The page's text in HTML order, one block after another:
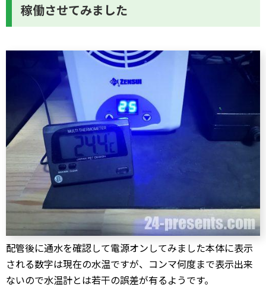
稼働させてみました
配管後に通水を確認して電源オンしてみました本体に表示
される数字は現在の水温ですが、コンマ何度まで表示出来
ないので水温計とは若干の誤差が有るようです。